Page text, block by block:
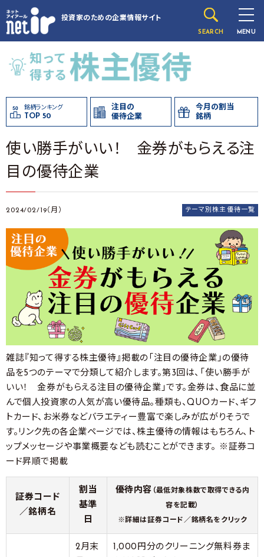
投資家のための企業情報サイト
SEARCH MENU
銘柄ランキング
TOP 50
注目の
優待企業
今月の割当
銘柄
使い勝手がいい！ 金券がもらえる注
目の優待企業
2024/02/19（月） テーマ別株主優待一覧
雑誌『知って得する株主優待』掲載の「注目の優待企業」の優待
品を5つのテーマで分類して紹介します。第3回は、「使い勝手が
いい！ 金券がもらえる注目の優待企業」です。金券は、食品に並
んで個人投資家の人気が高い優待品。種類も、QUOカード、ギフ
トカード、お米券などバラエティー豊富で楽しみが広がりそうで
す。リンク先の各企業ページでは、株主優待の情報はもちろん、ト
ップメッセージや事業概要なども読むことができます。 ※証券コ
ード昇順で掲載
証券コード
／銘柄名
割当
基準
日
優待内容 （最低対象株数で取得できる内
容を記載）
※詳細は証券コード／銘柄名をクリック
2月末
1,000円分のクリーニング無料券ま